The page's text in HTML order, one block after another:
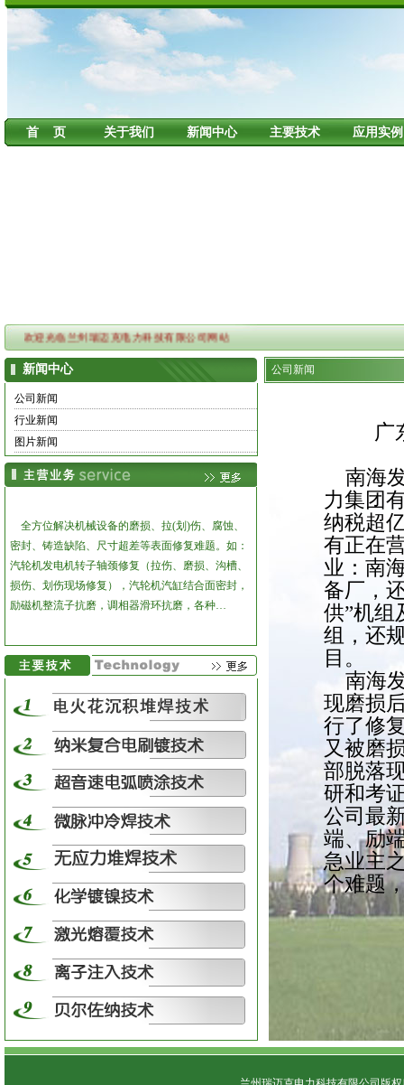
首 页 关于我们 新闻中心 主要技术 应用实例
欢迎光临兰州瑞迈克电力科技有限公司网站
新闻中心
公司新闻
行业新闻
图片新闻
全方位解决机械设备的磨损、拉(划)伤、腐蚀、
密封、铸造缺陷、尺寸超差等表面修复难题。 如：
汽轮机发电机转子轴颈修复（拉伤、磨损、沟槽、
损伤、划伤现场修复），汽轮机汽缸结合面密封，
励磁机整流子抗磨，调相器滑环抗磨，各种…
公司新闻
广
南海发
力集团
纳税超
有正在
业：南
备厂，
供”机组
组，还
目。
南海发
现磨损
行了修
又被磨
部脱落
研和考
公司最
端、励
急业主
个难题